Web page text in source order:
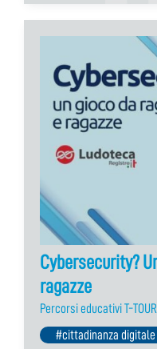
Cybersecurity?
ragazze
Percorsi educativi T-TOUR
#cittadinanza digitale